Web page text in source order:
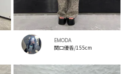
EMODA
関口優香/155cm